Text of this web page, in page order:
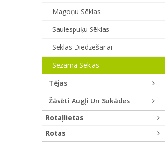
Magoņu Sēklas
Saulespuķu Sēklas
Sēklas Diedzēšanai
Sezama Sēklas
Tējas
Žāvēti Augļi Un Sukādes
Rotaļlietas
Rotas